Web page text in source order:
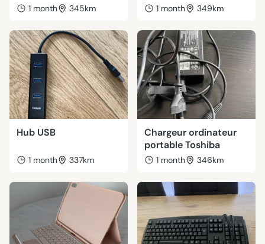
1 month 345km 1 month 349km
Hub USB
1 month 337km
Chargeur ordinateur
portable Toshiba
1 month 346km